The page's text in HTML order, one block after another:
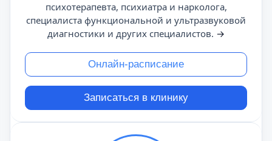
психотерапевта, психиатра и нарколога,
специалиста функциональной и ультразвуковой
диагностики и других специалистов. →
Онлайн-расписание
Записаться в клинику